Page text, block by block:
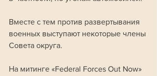
Вместе с тем против развертывания
военных выступают некоторые члены
Совета округа.
На митинге «Federal Forces Out Now»